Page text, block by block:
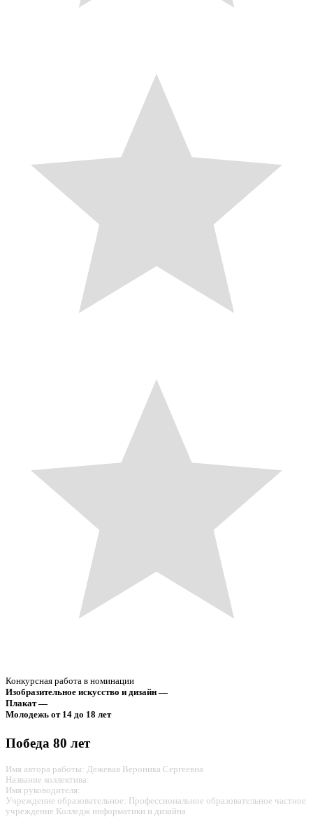
Конкурсная работа в номинации
Изобразительное искусство и дизайн —
Плакат —
Молодежь от 14 до 18 лет
Победа 80 лет
Имя автора работы: Дежевая Вероника Сергеевна
Название коллектива:
Имя руководителя:
Учреждение образовательное: Профессиональное образовательное частное
учреждение Колледж информатики и дизайна